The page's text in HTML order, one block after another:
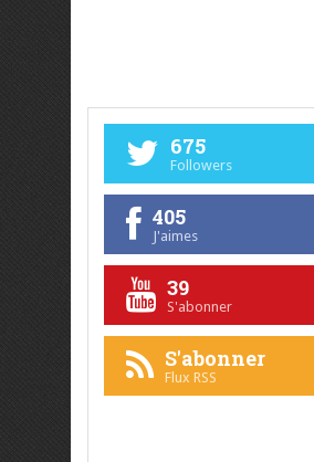
675
Followers
405
J'aimes
39
S'abonner
S'abonner
Flux RSS